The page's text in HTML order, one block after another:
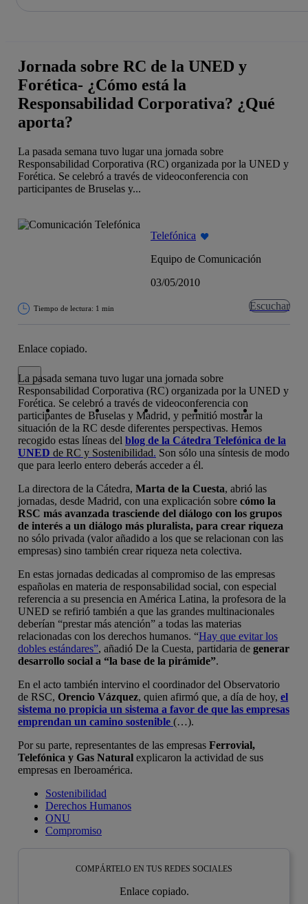
Jornada sobre RC de la UNED y
Forética- ¿Cómo está la
Responsabilidad Corporativa? ¿Qué
aporta?
La pasada semana tuvo lugar una jornada sobre
Responsabilidad Corporativa (RC) organizada por la UNED y
Forética. Se celebró a través de videoconferencia con
participantes de Bruselas y...
Telefónica
Equipo de Comunicación
03/05/2010
Tiempo de lectura: 1 min Escuchar
Enlace copiado.
Cerrar mensaje de alerta
Copiar enlace
Copiar enlacefacebook twitter whatsapp
La pasada semana tuvo lugar una jornada sobre
Responsabilidad Corporativa (RC) organizada por la UNED y
Forética. Se celebró a través de videoconferencia con
participantes de Bruselas y Madrid, y permitió mostrar la
situación de la RC desde diferentes perspectivas. Hemos
recogido estas líneas del blog de la Cátedra Telefónica de la
UNED de RC y Sostenibilidad. Son sólo una síntesis de modo
que para leerlo entero deberás acceder a él.
La directora de la Cátedra, Marta de la Cuesta, abrió las
jornadas, desde Madrid, con una explicación sobre cómo la
RSC más avanzada trasciende del diálogo con los grupos
de interés a un diálogo más pluralista, para crear riqueza
no sólo privada (valor añadido a los que se relacionan con las
empresas) sino también crear riqueza neta colectiva.
En estas jornadas dedicadas al compromiso de las empresas
españolas en materia de responsabilidad social, con especial
referencia a su presencia en América Latina, la profesora de la
UNED se refirió también a que las grandes multinacionales
deberían “prestar más atención” a todas las materias
relacionadas con los derechos humanos. “Hay que evitar los
dobles estándares”, añadió De la Cuesta, partidaria de generar
desarrollo social a “la base de la pirámide”.
En el acto también intervino el coordinador del Observatorio
de RSC, Orencio Vázquez, quien afirmó que, a día de hoy, el
sistema no propicia un sistema a favor de que las empresas
emprendan un camino sostenible (…).
Por su parte, representantes de las empresas Ferrovial,
Telefónica y Gas Natural explicaron la actividad de sus
empresas en Iberoamérica.
Sostenibilidad
Derechos Humanos
ONU
Compromiso
COMPÁRTELO EN TUS REDES SOCIALES
Enlace copiado.